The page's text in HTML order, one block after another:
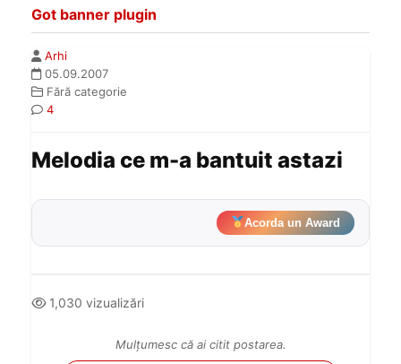
Got banner plugin
Arhi
05.09.2007
Fără categorie
4
Melodia ce m-a bantuit astazi
Acorda un Award
1,030 vizualizări
Mulțumesc că ai citit postarea.